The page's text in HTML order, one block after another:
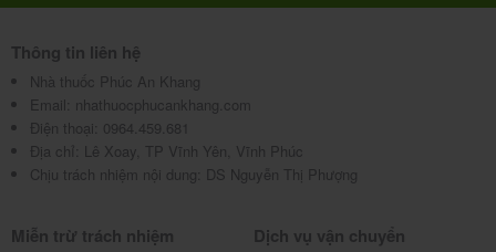
Thông tin liên hệ
Nhà thuốc Phúc An Khang
Email: nhathuocphucankhang.com
Điện thoại: 0964.459.681
Địa chỉ: Lê Xoay, TP Vĩnh Yên, Vĩnh Phúc
Chịu trách nhiệm nội dung: DS Nguyễn Thị Phượng
Miễn trừ trách nhiệm Dịch vụ vận chuyển